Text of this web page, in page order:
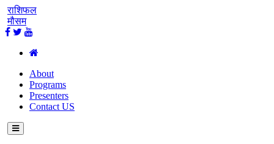
राशिफल
मौसम
About
Programs
Presenters
Contact US